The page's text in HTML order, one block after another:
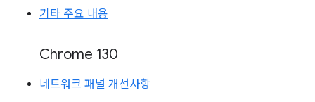
기타 주요 내용
Chrome 130
네트워크 패널 개선사항